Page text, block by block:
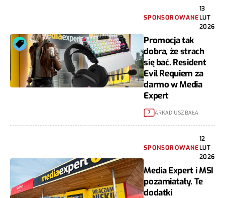
SPONSOROWANE
13
LUT
2026
Promocja tak
dobra, że strach
się bać. Resident
Evil Requiem za
darmo w Media
Expert
7 ARKADIUSZ BAŁA
SPONSOROWANE
12
LUT
2026
Media Expert i MSI
pozamiatały. Te
dodatki